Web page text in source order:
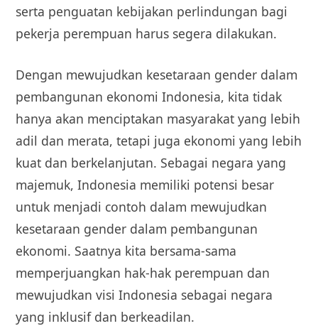
serta penguatan kebijakan perlindungan bagi
pekerja perempuan harus segera dilakukan.
Dengan mewujudkan kesetaraan gender dalam
pembangunan ekonomi Indonesia, kita tidak
hanya akan menciptakan masyarakat yang lebih
adil dan merata, tetapi juga ekonomi yang lebih
kuat dan berkelanjutan. Sebagai negara yang
majemuk, Indonesia memiliki potensi besar
untuk menjadi contoh dalam mewujudkan
kesetaraan gender dalam pembangunan
ekonomi. Saatnya kita bersama-sama
memperjuangkan hak-hak perempuan dan
mewujudkan visi Indonesia sebagai negara
yang inklusif dan berkeadilan.